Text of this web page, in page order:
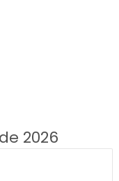
2026